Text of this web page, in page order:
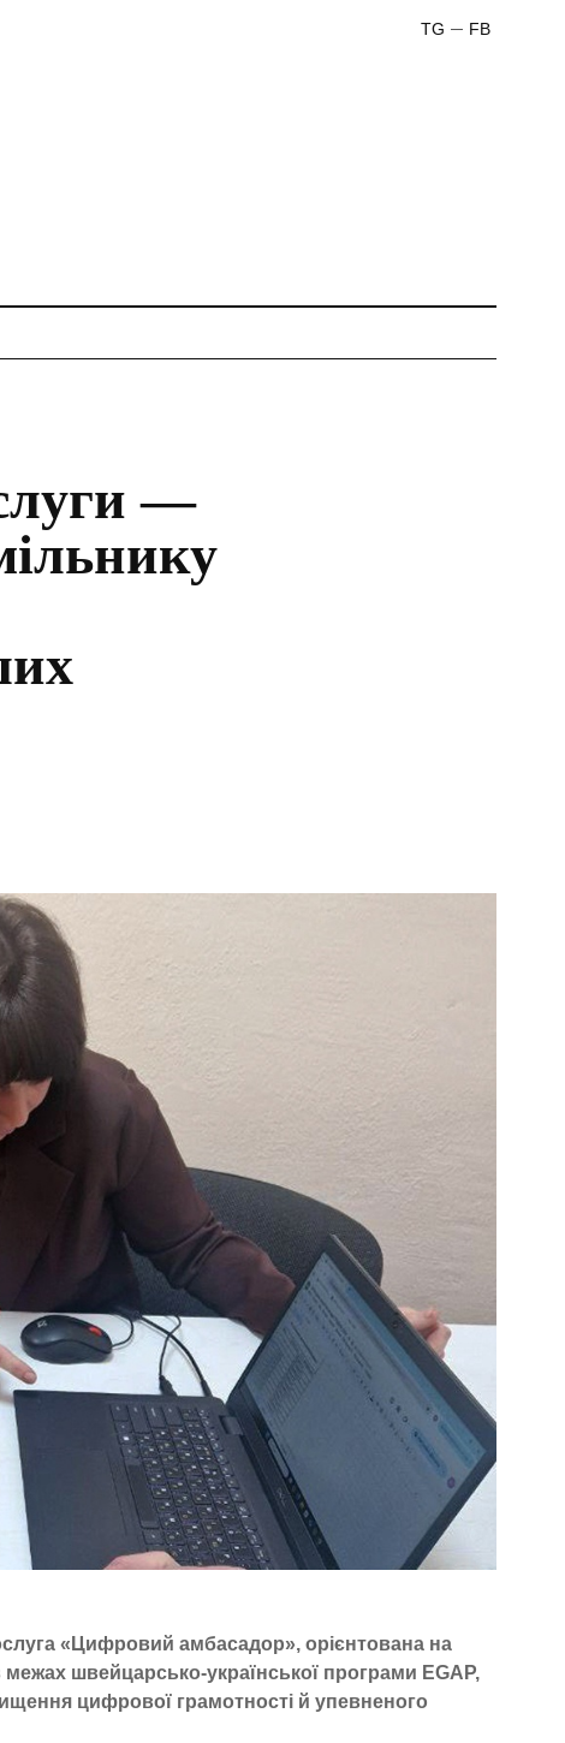
FB
TG
—
«Цифровий амбасадор», орієнтована на
межах швейцарсько-української програми EGAP,
цифрової грамотності й упевненого